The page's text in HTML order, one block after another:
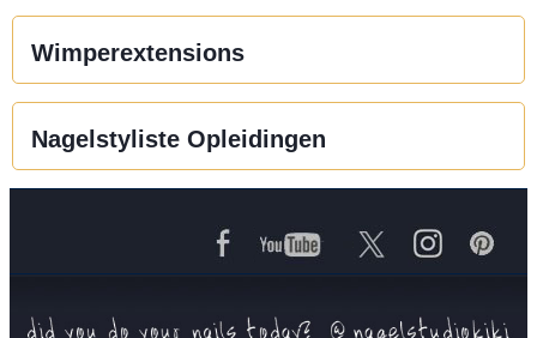
Wimperextensions
Nagelstyliste Opleidingen